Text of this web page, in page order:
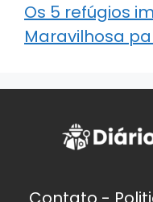
Os 5 refúgios
Maravilhosa